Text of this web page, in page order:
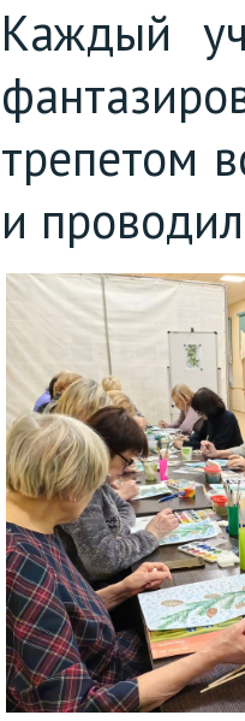
Каждый
трепетом
и